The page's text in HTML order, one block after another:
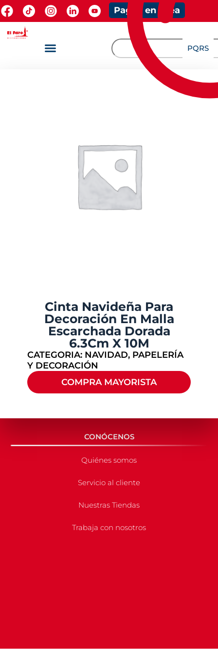
Pagos en línea
PQRS
Cinta Navideña Para
Decoración En Malla
Escarchada Dorada
6.3Cm X 10M
CATEGORIA: NAVIDAD, PAPELERÍA
Y DECORACIÓN
COMPRA MAYORISTA
CONÓCENOS
Quiénes somos
Servicio al cliente
Nuestras Tiendas
Trabaja con nosotros